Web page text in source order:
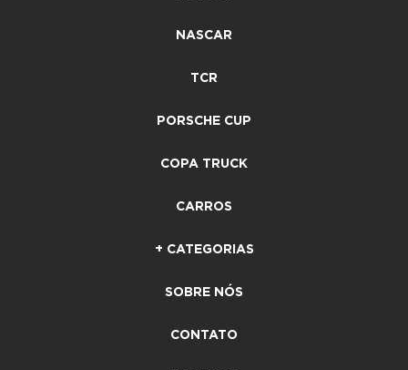
NASCAR
TCR
PORSCHE CUP
COPA TRUCK
CARROS
+ CATEGORIAS
SOBRE NÓS
CONTATO